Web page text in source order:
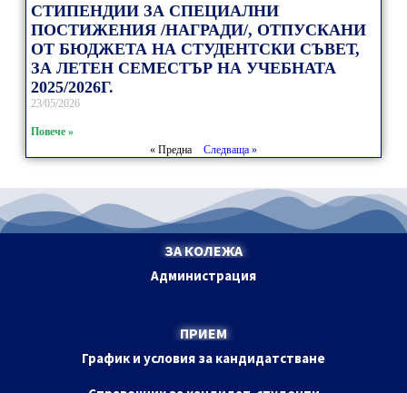
СТИПЕНДИИ ЗА СПЕЦИАЛНИ
ПОСТИЖЕНИЯ /НАГРАДИ/, ОТПУСКАНИ
ОТ БЮДЖЕТА НА СТУДЕНТСКИ СЪВЕТ,
ЗА ЛЕТЕН СЕМЕСТЪР НА УЧЕБНАТА
2025/2026Г.
23/05/2026
Повече »
« Предна
Следваща »
ЗА КОЛЕЖА
Администрация
ПРИЕМ
График и условия за кандидатстване